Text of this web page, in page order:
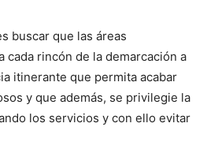
buscar que las áreas
cada rincón de la demarcación a
itinerante que permita acabar
y que además, se privilegie la
los servicios y con ello evitar